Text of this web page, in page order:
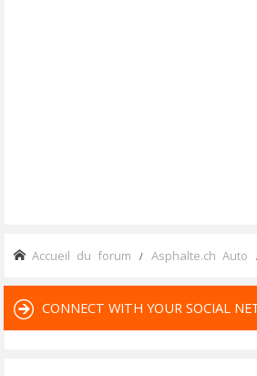
Accueil du forum Asphalte.ch Auto
CONNECT WITH YOUR SOCIAL